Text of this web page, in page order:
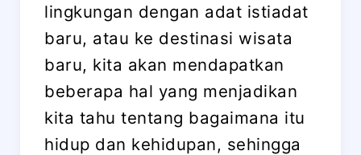
lingkungan dengan adat istiadat
baru, atau ke destinasi wisata
baru, kita akan mendapatkan
beberapa hal yang menjadikan
kita tahu tentang bagaimana itu
hidup dan kehidupan, sehingga